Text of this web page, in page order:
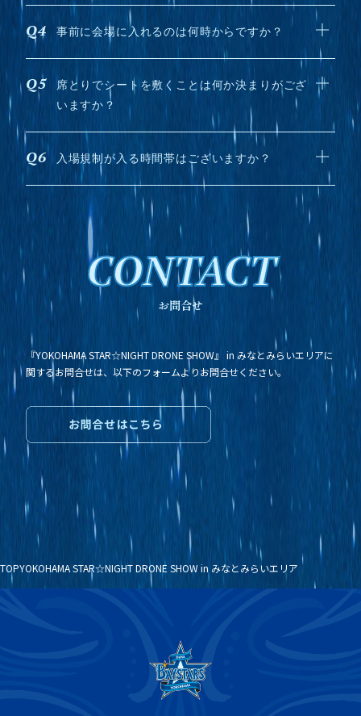
事前に会場に入れるのは何時からですか？
席とりでシートを敷くことは何か決まりがござ
いますか？
入場規制が入る時間帯はございますか？
CONTACT
お問合せ
『YOKOHAMA STAR☆NIGHT DRONE SHOW』 in みなとみらいエリアに
関するお問合せは、以下のフォームよりお問合せください。
TOPYOKOHAMA STAR☆NIGHT DRONE SHOW in みなとみらいエリア